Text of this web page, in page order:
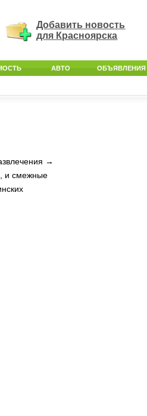
Добавить новость
для Красноярска
АВТО ОБЪЯВЛЕНИЯ
→
и смежные